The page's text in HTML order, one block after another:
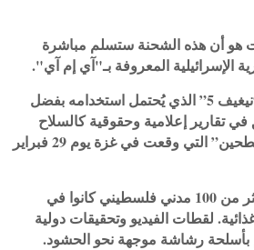
هو أن هذه الشحنة ستسلم مباشرة
الإسرائيلية المعروفة بـ"آي إم آي".
وفقاً للتحقيق، رشاش “نيغيف 5” الذي يُحتمل استخدامه بفضل
تقارير إعلامية وحقوقية كالسلاح
المستخدم في مجزرة “الطحين” التي وقعت في ⁧‫غزة‬⁩ يوم 29 فبراير
‏ في تلك المجزرة، قُتل أكثر من 100 مدني فلسطيني كانوا في
لقطات الفيديو وتحقيقات دولية
بأسلحة رشاشة موجهة نحو الحشود.